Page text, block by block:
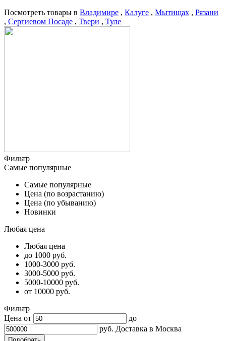
Посмотреть товары в Владимире , Калуге , Мытищах , Рязани
, Сергиевом Посаде , Твери , Туле
Фильтр
Самые популярные
Самые популярные
Цена (по возрастанию)
Цена (по убыванию)
Новинки
Любая цена
Любая цена
до 1000 руб.
1000-3000 руб.
3000-5000 руб.
5000-10000 руб.
от 10000 руб.
Фильтр
Цена от
до
руб. Доставка в Москва